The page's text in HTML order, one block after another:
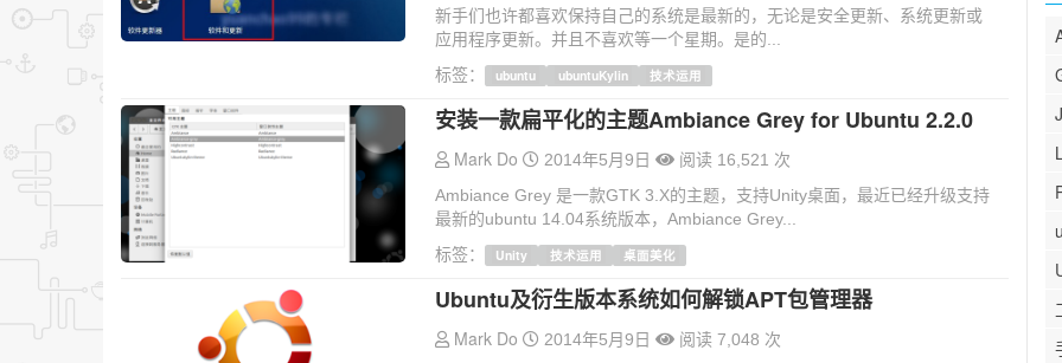
新手们也许都喜欢保持自己的系统是最新的，无论是安全更新、系统更新或
应用程序更新。并且不喜欢等一个星期。是的...
标签：
ubuntu ubuntuKylin 技术运用
安装一款扁平化的主题Ambiance Grey for Ubuntu 2.2.0
Mark Do 2014年5月9日
阅读 16,521 次
Ambiance Grey 是一款GTK 3.X的主题，支持Unity桌面，最近已经升级支持
最新的ubuntu 14.04系统版本，Ambiance Grey...
标签：
Unity 技术运用 桌面美化
Ubuntu及衍生版本系统如何解锁APT包管理器
Mark Do 2014年5月9日
阅读 7,048 次